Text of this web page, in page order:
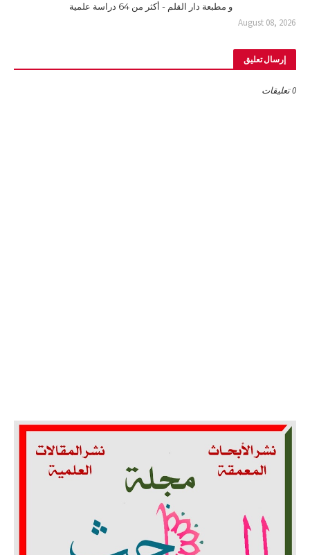
و مطبعة دار القلم - أكثر من 64 دراسة علمية
August 08, 2026
إرسال تعليق
0 تعليقات